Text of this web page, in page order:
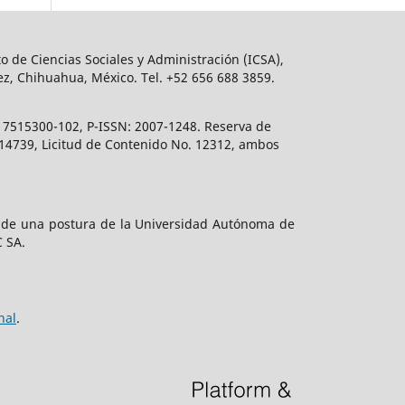
Ciencias Sociales y Administración (ICSA),
Chihuahua, México. Tel. +52 656 688 3859.
102, P-ISSN: 2007-1248. Reserva de
Licitud de Contenido No. 12312, ambos
una postura de la Universidad Autónoma de
.